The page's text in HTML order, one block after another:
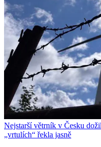
Nejstarší větrník v Česku
„vrtulích“ řekla jasně